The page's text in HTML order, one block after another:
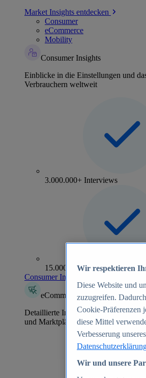
Market Insights entdecken
Consumer
eCommerce
Mobility
Consumer Insights
Einblicke in die Einstellungen und
Verbrauchern weltweit
3.000.000+ Interviews
15.000+ Marken
Consumer Insights entdecken
eCommerce Insights
Detaillierte Informationen zu mehr
und Marktplätzen
Wir respektieren
Diese Website und
zuzugreifen.
Cookie-Präferenzen
diese Mittel
Verbesserung
Wir und unsere